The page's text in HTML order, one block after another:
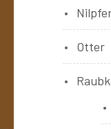
Otter